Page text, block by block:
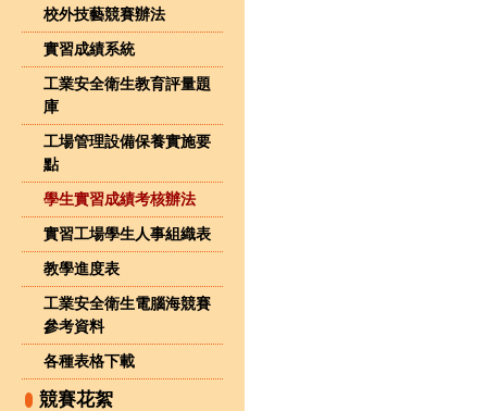
校外技藝競賽辦法
實習成績系統
工業安全衛生教育評量題
庫
工場管理設備保養實施要
點
學生實習成績考核辦法
實習工場學生人事組織表
教學進度表
工業安全衛生電腦海競賽
參考資料
各種表格下載
競賽花絮